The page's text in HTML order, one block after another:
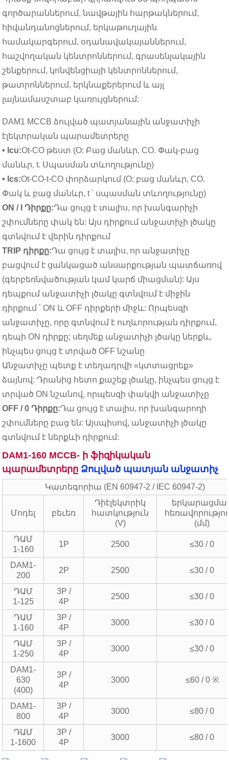
գործարաններում, նավթային հարթակներում,
հիվանդանոցներում, երկաթուղային
համակարգերում, օդանավակայաններում,
հաշվողական կենտրոններում, գրասենյակային
շենքերում, կոնվենցիայի կենտրոններում,
թատրոններում, երկնաքերերում և այլ
լայնամասշտաբ կառույցներում:
DAM1 MCCB ձուլված պատյանային անջատիչի
էլեկտրական պարամետրերը
• Icu:Ot-CO թեստ (O: Բաց մանևր, CO. Փակ-բաց
մանևր, t. Սպասման տևողությունը)
• Ics:Ot-CO-t-CO փորձարկում (O: բաց մանևր, CO.
Փակ և բաց մանևր, t ՝ սպասման տևողությունը)
ON / I Դիրքը:Դա ցույց է տալիս, որ խանգարիչի
շփումները փակ են: Այս դիրքում անջատիչի լծակը
գտնվում է վերին դիրքում
TRIP դիրքը:Դա ցույց է տալիս, որ անջատիչը
բացվում է ցանկացած անսարքության պատճառով
(գերբեռնվածության կամ կարճ միացման): Այս
դեպքում անջատիչի լծակը գտնվում է միջին
դիրքում ՝ ON և OFF դիրքերի միջև: Որպեսզի
անջատիչը, որը գտնվում է ուղևորության դիրքում,
դեպի ON դիրքը; սեղմեք անջատիչի լծակը ներքև,
ինչպես ցույց է տրված OFF նշանը
Անջատիչը պետք է տեղադրվի «կտտացրեք»
ձայնով: Դրանից հետո քաշեք լծակը, ինչպես ցույց է
տրված ON նշանով, որպեսզի փակվի անջատիչը
OFF / 0 Դիրքը:Դա ցույց է տալիս, որ խանգարողի
շփումները բաց են: Այսպիսով, անջատիչի լծակը
գտնվում է ներքևի դիրքում:
DAM1-160 MCCB- ի ֆիզիկական
պարամետրերը Ձուլված պատյան անջատիչ
Կատեգորիա (EN 60947-2 / IEC 60947-2)
Մոդել բեւեռ
Դիէլեկտրիկ
հատկություն
(V)
(մմ)
ԴԱՄ
1-160
1P 2500 ≤30 / 0
DAM1-
200
2P 2500 ≤30 / 0
ԴԱՄ
1-125
3P /
4P
2500 ≤30 / 0
ԴԱՄ
1-160
3P /
4P
3000 ≤30 / 0
ԴԱՄ
1-250
3P /
4P
3000 ≤30 / 0
DAM1-
630
(400)
3P /
4P
3000 ≤60 / 0 ※
DAM1-
800
3P /
4P
3000 ≤80 / 0
ԴԱՄ
1-1600
3P /
4P
3000 ≤80 / 0